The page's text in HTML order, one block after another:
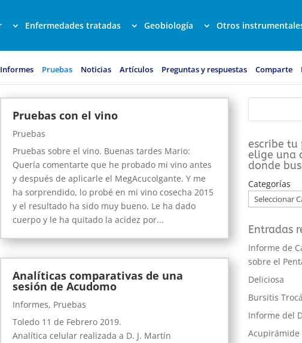
Enfermedades tratadas Geobiología Otros
Informes Pruebas Noticias Artículos Preguntas y respuestas Comparte
Pruebas con el vino
Pruebas
Pruebas sobre el vino. Buenas tardes Mario:
Quería comentarte que he probado mi vino antes
y después de aplicarle el MegAcucolgante. Y me
ha sorprendido, lo probé en mi vino cosecha 2015
y el resultado ha sido muy bueno. Le ha dado
cuerpo y le ha quitado la acidez por...
Analíticas comparativas de una
sesión de Acudomo
Informes, Pruebas
Toledo 11 de Febrero 2019.
Analítica celular realizada a D. J. Martín
escribe tu
elige una
donde
Categorías
Entradas
Informe de
sobre el
Deliciosa
Bursitis
Informe del
Acupirámide